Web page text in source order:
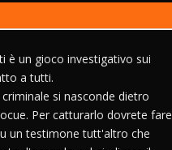
è un gioco investigativo sui
a tutti.
si nasconde dietro
Per catturarlo dovrete fare
un testimone tutt'altro che